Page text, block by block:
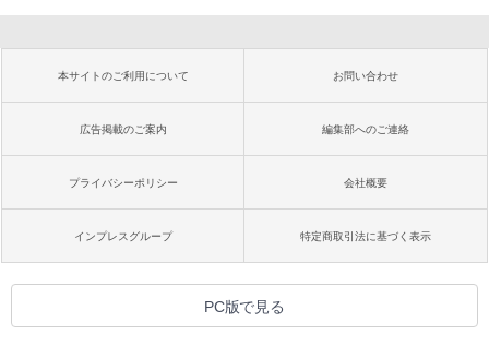
本サイトのご利用について お問い合わせ
広告掲載のご案内 編集部へのご連絡
プライバシーポリシー 会社概要
インプレスグループ 特定商取引法に基づく表示
PC版で見る